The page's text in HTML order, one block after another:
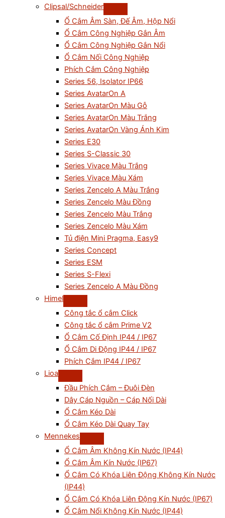
Clipsal/Schneider
Ổ Cắm Âm Sàn, Đế Âm, Hộp Nổi
Ổ Cắm Công Nghiệp Gắn Âm
Ổ Cắm Công Nghiệp Gắn Nổi
Ổ Cắm Nối Công Nghiệp
Phích Cắm Công Nghiệp
Series 56, Isolator IP66
Series AvatarOn A
Series AvatarOn Màu Gỗ
Series AvatarOn Màu Trắng
Series AvatarOn Vàng Ánh Kim
Series E30
Series S-Classic 30
Series Vivace Màu Trắng
Series Vivace Màu Xám
Series Zencelo A Màu Trắng
Series Zencelo Màu Đồng
Series Zencelo Màu Trắng
Series Zencelo Màu Xám
Tủ điện Mini Pragma, Easy9
Series Concept
Series ESM
Series S-Flexi
Series Zencelo A Màu Đồng
Himel
Công tắc ổ cắm Click
Công tắc ổ cắm Prime V2
Ổ Cắm Cố Định IP44 / IP67
Ổ Cắm Di Động IP44 / IP67
Phích Cắm IP44 / IP67
Lioa
Đầu Phích Cắm – Đuôi Đèn
Dây Cáp Nguồn – Cáp Nối Dài
Ổ Cắm Kéo Dài
Ổ Cắm Kéo Dài Quay Tay
Mennekes
Ổ Cắm Âm Không Kín Nước (IP44)
Ổ Cắm Âm Kín Nước (IP67)
Ổ Cắm Có Khóa Liên Động Không Kín Nước
(IP44)
Ổ Cắm Có Khóa Liên Động Kín Nước (IP67)
Ổ Cắm Nổi Không Kín Nước (IP44)